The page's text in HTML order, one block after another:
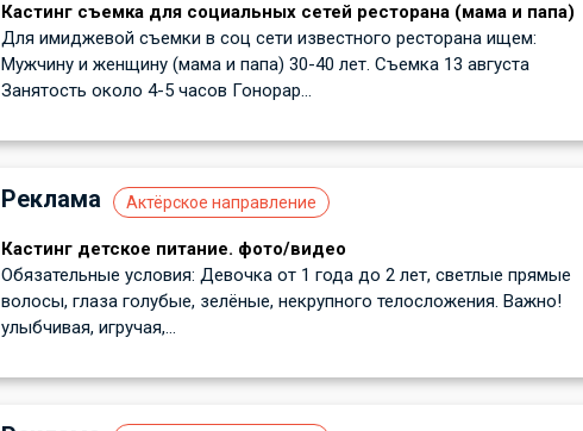
Кастинг съемка для социальных сетей ресторана (мама и папа)
Для имиджевой съемки в соц сети известного ресторана ищем:
Мужчину и женщину (мама и папа) 30-40 лет. Съемка 13 августа
Занятость около 4-5 часов Гонорар...
Реклама Актёрское направление
Кастинг детское питание. фото/видео
Обязательные условия: Девочка от 1 года до 2 лет, светлые прямые
волосы, глаза голубые, зелёные, некрупного телосложения. Важно!
улыбчивая, игручая,...